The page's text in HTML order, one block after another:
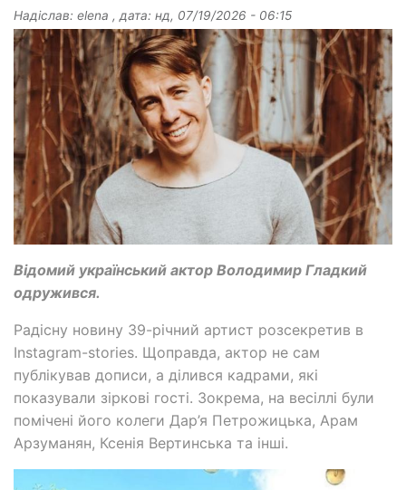
Надіслав: elena , дата: нд, 07/19/2026 - 06:15
Відомий український актор Володимир Гладкий
одружився.
Радісну новину 39-річний артист розсекретив в
Instagram-stories. Щоправда, актор не сам
публікував дописи, а ділився кадрами, які
показували зіркові гості. Зокрема, на весіллі були
помічені його колеги Дар’я Петрожицька, Арам
Арзуманян, Ксенія Вертинська та інші.